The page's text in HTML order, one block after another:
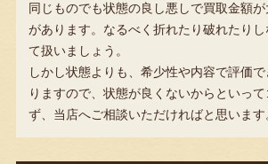
同じものでも状態の良し悪しで買取金額
があります。なるべく折れたり破れたり
て扱いましょう。
しかし状態よりも、希少性や内容で評価
りますので、状態が良くないからといっ
ず、当店へご相談いただければと思います